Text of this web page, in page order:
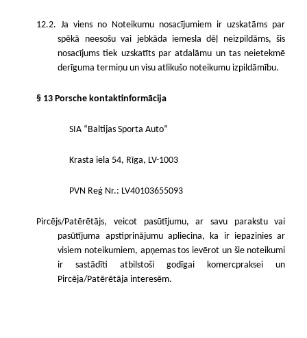
12.2. Ja viens no Noteikumu nosacījumiem ir uzskatāms par
spēkā neesošu vai jebkāda iemesla dēļ neizpildāms, šis
nosacījums tiek uzskatīts par atdalāmu un tas neietekmē
derīguma termiņu un visu atlikušo noteikumu izpildāmību.
§ 13 Porsche kontaktinformācija
SIA “Baltijas Sporta Auto”
Krasta iela 54, Rīga, LV-1003
PVN Reģ Nr.: LV40103655093
Pircējs/Patērētājs, veicot pasūtījumu, ar savu parakstu vai
pasūtījuma apstiprinājumu apliecina, ka ir iepazinies ar
visiem noteikumiem, apņemas tos ievērot un šie noteikumi
ir sastādīti atbilstoši godīgai komercpraksei un
Pircēja/Patērētāja interesēm.